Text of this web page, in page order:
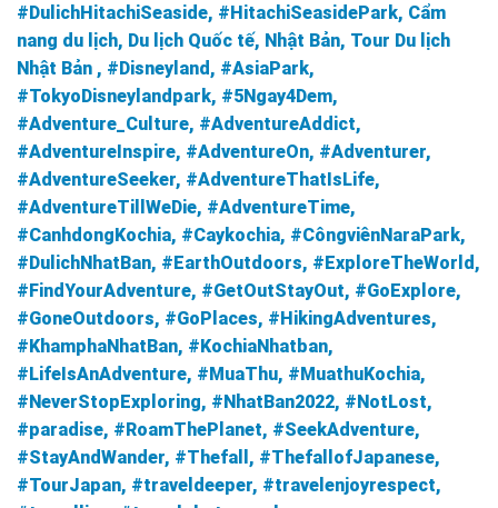
#DulichHitachiSeaside, #HitachiSeasidePark, Cẩm
nang du lịch, Du lịch Quốc tế, Nhật Bản, Tour Du lịch
Nhật Bản , #Disneyland, #AsiaPark,
#TokyoDisneylandpark, #5Ngay4Dem,
#Adventure_Culture, #AdventureAddict,
#AdventureInspire, #AdventureOn, #Adventurer,
#AdventureSeeker, #AdventureThatIsLife,
#AdventureTillWeDie, #AdventureTime,
#CanhdongKochia, #Caykochia, #CôngviênNaraPark,
#DulichNhatBan, #EarthOutdoors, #ExploreTheWorld,
#FindYourAdventure, #GetOutStayOut, #GoExplore,
#GoneOutdoors, #GoPlaces, #HikingAdventures,
#KhamphaNhatBan, #KochiaNhatban,
#LifeIsAnAdventure, #MuaThu, #MuathuKochia,
#NeverStopExploring, #NhatBan2022, #NotLost,
#paradise, #RoamThePlanet, #SeekAdventure,
#StayAndWander, #Thefall, #ThefallofJapanese,
#TourJapan, #traveldeeper, #travelenjoyrespect,